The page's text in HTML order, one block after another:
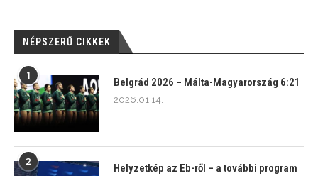
NÉPSZERŰ CIKKEK
1
Belgrád 2026 – Málta-Magyarország 6:21
2026.01.14.
2
Helyzetkép az Eb-ről – a további program